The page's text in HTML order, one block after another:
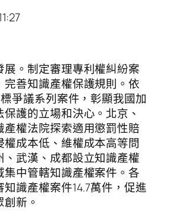
展。制定審理專利權糾紛案
完善知識產權保護規則。依
爭議系列案件，彰顯我國加
護的立場和決心。北京、
產權法院探索適用懲罰性賠
權成本低、維權成本高等問
、武漢、成都設立知識產權
集中管轄知識產權案件。各
識產權案件14.7萬件，促進
新。